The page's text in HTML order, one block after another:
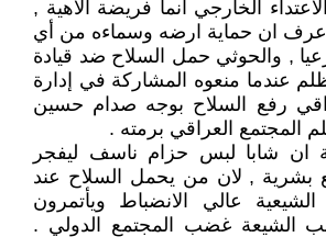
الخارجي انما فريضة الاهية ,
عرف ان حماية ارضه وسماءه من أي
, والحوثي حمل السلاح ضد قيادة
عندما منعوه المشاركة في إدارة
رفع السلاح بوجه صدام حسين
المجتمع العراقي برمته .
ان شابا لبس حزام ناسف ليفجر
, لان من يحمل السلاح عند
الشيعية عالي الانضباط ويأتمرون
الشيعة غضب المجتمع الدولي .